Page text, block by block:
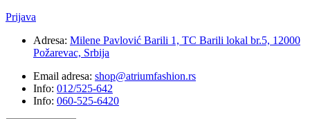
Prijava
Adresa: Milene Pavlović Barili 1, TC Barili lokal br.5, 12000
Požarevac, Srbija
Email adresa: shop@atriumfashion.rs
Info: 012/525-642
Info: 060-525-6420